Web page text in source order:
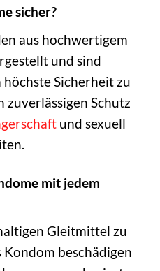
sicher?
aus hochwertigem
und sind
Sicherheit zu
zuverlässigen Schutz
und sexuell
mit jedem
Gleitmittel zu
beschädigen